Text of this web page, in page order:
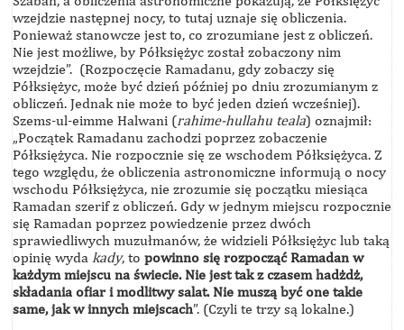
wzejdzie następnej nocy, to tutaj uznaje się obliczenia.
Ponieważ stanowcze jest to, co zrozumiane jest z obliczeń.
Nie jest możliwe, by Półksiężyc został zobaczony nim
wzejdzie”. (Rozpoczęcie Ramadanu, gdy zobaczy się
Półksiężyc, może być dzień później po dniu zrozumianym z
obliczeń. Jednak nie może to być jeden dzień wcześniej).
Szems-ul-eimme Halwani (rahime-hullahu teala) oznajmił:
„Początek Ramadanu zachodzi poprzez zobaczenie
Półksiężyca. Nie rozpocznie się ze wschodem Półksiężyca. Z
tego względu, że obliczenia astronomiczne informują o nocy
wschodu Półksiężyca, nie zrozumie się początku miesiąca
Ramadan szerif z obliczeń. Gdy w jednym miejscu rozpocznie
się Ramadan poprzez powiedzenie przez dwóch
sprawiedliwych muzułmanów, że widzieli Półksiężyc lub taką
opinię wyda kady, to powinno się rozpocząć Ramadan w
każdym miejscu na świecie. Nie jest tak z czasem hadżdż,
składania ofiar i modlitwy salat. Nie muszą być one takie
same, jak w innych miejscach”. (Czyli te trzy są lokalne.)